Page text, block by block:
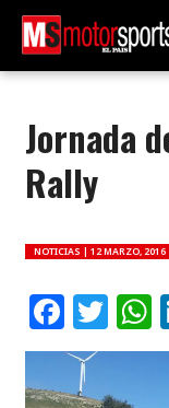
Jornada
Rally
NOTICIAS | 12 MARZO, 2016